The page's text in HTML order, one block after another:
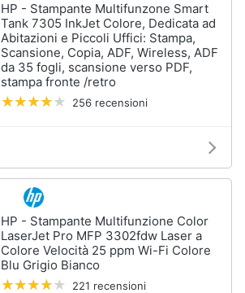
HP - Stampante Multifunzone Smart
Tank 7305 InkJet Colore, Dedicata ad
Abitazioni e Piccoli Uffici: Stampa,
Scansione, Copia, ADF, Wireless, ADF
da 35 fogli, scansione verso PDF,
stampa fronte /retro
256 recensioni
HP - Stampante Multifunzione Color
LaserJet Pro MFP 3302fdw Laser a
Colore Velocità 25 ppm Wi-Fi Colore
Blu Grigio Bianco
221 recensioni